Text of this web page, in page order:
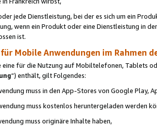
jede Dienstleistung, bei der es sich um ein
wenn ein Produkt oder eine Dienstleistung in
ist.
Mobile Anwendungen im Rahmen
eine für die Nutzung auf Mobiltelefonen, Tablets
“) enthält, gilt Folgendes:
muss in den App-Stores von Google Play,
muss kostenlos heruntergeladen werden
muss originäre Inhalte haben,